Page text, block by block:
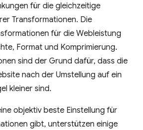
für die gleichzeitige
Transformationen. Die
für die Webleistung
Format und Komprimierung.
sind der Grund dafür, dass die
nach der Umstellung auf ein
kleiner sind.
objektiv beste Einstellung für
gibt, unterstützen einige